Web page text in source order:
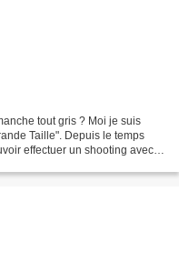
tout gris ? Moi je suis
Taille". Depuis le temps
effectuer un shooting avec